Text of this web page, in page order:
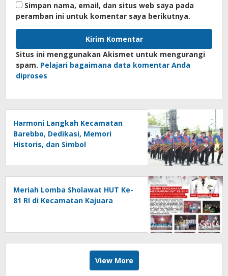
Simpan nama, email, dan situs web saya pada
peramban ini untuk komentar saya berikutnya.
Situs ini menggunakan Akismet untuk mengurangi
spam. Pelajari bagaimana data komentar Anda
diproses
Harmoni Langkah Kecamatan
Barebbo, Dedikasi, Memori
Historis, dan Simbol
Meriah Lomba Sholawat HUT Ke-
81 RI di Kecamatan Kajuara
View More